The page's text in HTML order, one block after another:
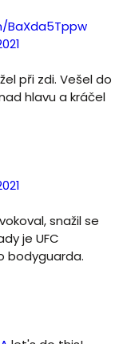
při zdi. Vešel do
hlavu a kráčel
snažil se
je UFC
bodyguarda.